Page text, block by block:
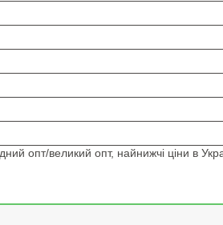
опт/великий опт, найнижчі ціни в